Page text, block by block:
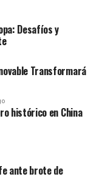
se llevará a
en el Estadio
te presentamos
en vivo desde
por Cosmote
Desafíos y
Transformará
histórico en China
ante brote de